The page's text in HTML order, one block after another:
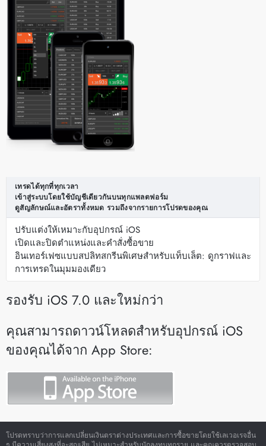
เทรดได้ทุกที่ทุกเวลา
เข้าสู่ระบบโดยใช้บัญชีเดียวกันบนทุกแพลตฟอร์ม
ดูสัญลักษณ์และอัตราทั้งหมด รวมถึงจากรายการโปรดของคุณ
ปรับแต่งให้เหมาะกับอุปกรณ์ iOS
เปิดและปิดตำแหน่งและคำสั่งซื้อขาย
อินเทอร์เฟซแบบสปลิทสกรีนพิเศษสำหรับแท็บเล็ต: ดูกราฟและ
การเทรดในมุมมองเดียว
รองรับ iOS 7.0 และใหม่กว่า
คุณสามารถดาวน์โหลดสำหรับอุปกรณ์ iOS
ของคุณได้จาก App Store:
โปรดทราบว่าการแลกเปลี่ยนเงินตราต่างประเทศและการซื้อขายโดยใช้เลเวอเรจอื่น